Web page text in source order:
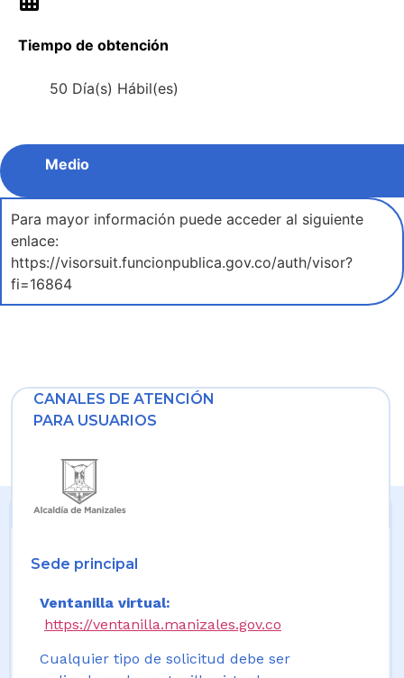
Tiempo de obtención
50 Día(s) Hábil(es)
Medio
Para mayor información puede acceder al siguiente
enlace:
https://visorsuit.funcionpublica.gov.co/auth/visor?
fi=16864
CANALES DE ATENCIÓN
PARA USUARIOS
Sede principal
Ventanilla virtual:
https://ventanilla.manizales.gov.co
Cualquier tipo de solicitud debe ser